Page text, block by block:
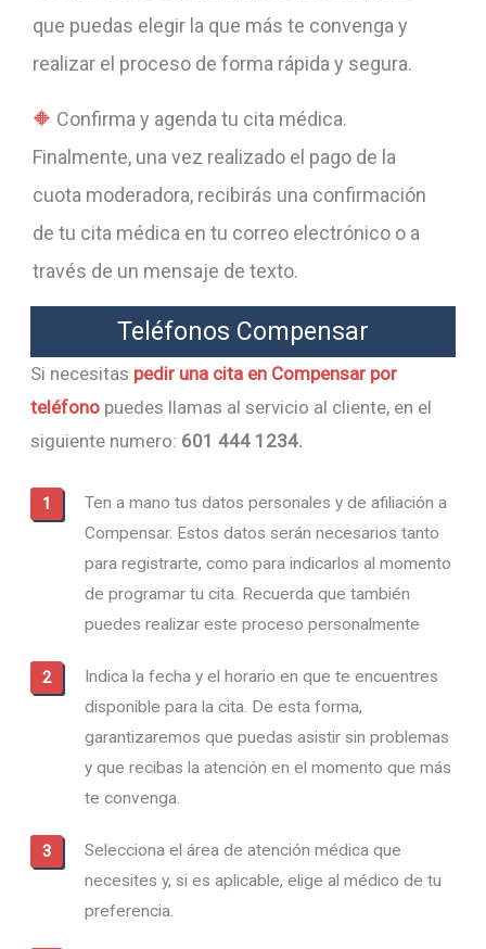
que puedas elegir la que más te convenga y
realizar el proceso de forma rápida y segura.
Confirma y agenda tu cita médica.
Finalmente, una vez realizado el pago de la
cuota moderadora, recibirás una confirmación
de tu cita médica en tu correo electrónico o a
través de un mensaje de texto.
Teléfonos Compensar
Si necesitas pedir una cita en Compensar por
teléfono puedes llamas al servicio al cliente, en el
siguiente numero: 601 444 1234.
Ten a mano tus datos personales y de afiliación a
Compensar. Estos datos serán necesarios tanto
para registrarte, como para indicarlos al momento
de programar tu cita. Recuerda que también
puedes realizar este proceso personalmente
Indica la fecha y el horario en que te encuentres
disponible para la cita. De esta forma,
garantizaremos que puedas asistir sin problemas
y que recibas la atención en el momento que más
te convenga.
Selecciona el área de atención médica que
necesites y, si es aplicable, elige al médico de tu
preferencia.